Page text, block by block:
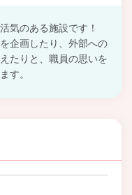
気のある施設です！
企画したり、外部への
たりと、職員の思いを
す。